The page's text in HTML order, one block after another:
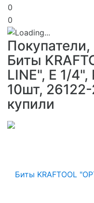
0
0
Биты
LINE", E 1/
10шт,
купили